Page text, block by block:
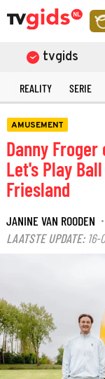
tvgids
REALITY SERIE
AMUSEMENT
Danny
Let's Play
Friesland
JANINE VAN ROODEN ·
LAATSTE UPDATE: 16-